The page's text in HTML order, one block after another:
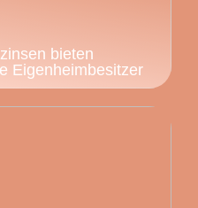
bieten
Eigenheimbesitzer